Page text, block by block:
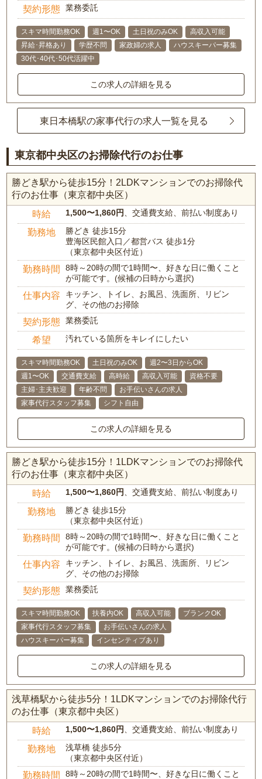
契約形態 業務委託
スキマ時間勤務OK 週1〜OK 土日祝のみOK
高収入可能
昇給･昇格あり
学歴不問 家政婦の求人
ハウスキーパー募集
30代･40代･50代活躍中
この求人の詳細を見る
東日本橋駅の家事代行の求人一覧を見る
東京都中央区のお掃除代行のお仕事
勝どき駅から徒歩15分！2LDKマンションでのお掃除代
行のお仕事（東京都中央区）
時給 1,500〜1,860円 、交通費支給、前払い制度あり
勤務地
勝どき 徒歩15分
豊海区民館入口／都営バス 徒歩1分
（東京都中央区付近）
勤務時間
8時～20時の間で1時間〜、好きな日に働くこと
が可能です。(候補の日時から選択)
仕事内容
キッチン、トイレ、お風呂、洗面所、リビン
グ、その他のお掃除
契約形態 業務委託
希望 汚れている箇所をキレイにしたい
スキマ時間勤務OK 土日祝のみOK
週2〜3日からOK
週1〜OK
交通費支給 高時給 高収入可能
資格不要
主婦･主夫歓迎
年齢不問
お手伝いさんの求人
家事代行スタッフ募集
シフト自由
この求人の詳細を見る
勝どき駅から徒歩15分！1LDKマンションでのお掃除代
行のお仕事（東京都中央区）
時給 1,500〜1,860円 、交通費支給、前払い制度あり
勤務地
勝どき 徒歩15分
（東京都中央区付近）
勤務時間
8時～20時の間で1時間〜、好きな日に働くこと
が可能です。(候補の日時から選択)
仕事内容
キッチン、トイレ、お風呂、洗面所、リビン
グ、その他のお掃除
契約形態 業務委託
スキマ時間勤務OK 扶養内OK 高収入可能
ブランクOK
家事代行スタッフ募集
お手伝いさんの求人
ハウスキーパー募集
インセンティブあり
この求人の詳細を見る
浅草橋駅から徒歩5分！1LDKマンションでのお掃除代行
のお仕事（東京都中央区）
時給 1,500〜1,860円 、交通費支給、前払い制度あり
勤務地
浅草橋 徒歩5分
（東京都中央区付近）
勤務時間 8時～20時の間で1時間〜、好きな日に働くこと